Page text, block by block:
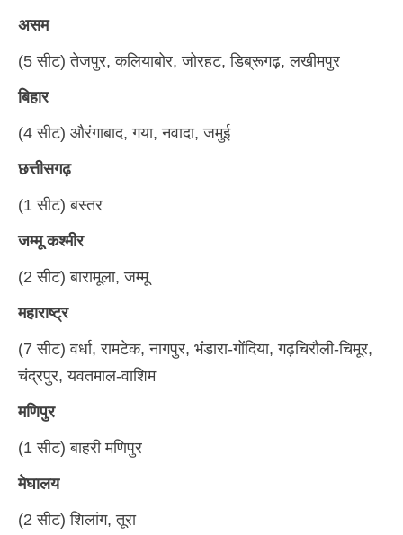
असम
(5 सीट) तेजपुर, कलियाबोर, जोरहट, डिब्रूगढ़, लखीमपुर
बिहार
(4 सीट) औरंगाबाद, गया, नवादा, जमुई
छत्तीसगढ़
(1 सीट) बस्तर
जम्मू कश्मीर
(2 सीट) बारामूला, जम्मू
महाराष्ट्र
(7 सीट) वर्धा, रामटेक, नागपुर, भंडारा-गोंदिया, गढ़चिरौली-चिमूर,
चंद्रपुर, यवतमाल-वाशिम
मणिपुर
(1 सीट) बाहरी मणिपुर
मेघालय
(2 सीट) शिलांग, तूरा